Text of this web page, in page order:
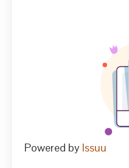
Powered by Issuu